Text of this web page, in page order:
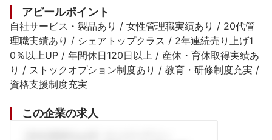
アピールポイント
自社サービス・製品あり / 女性管理職実績あり / 20代管
理職実績あり / シェアトップクラス / 2年連続売り上げ1
0％以上UP / 年間休日120日以上 / 産休・育休取得実績あ
り / ストックオプション制度あり / 教育・研修制度充実 /
資格支援制度充実
この企業の求人